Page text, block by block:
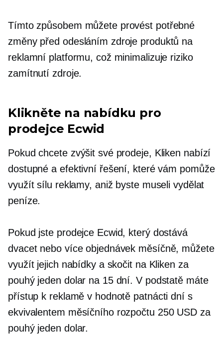
Tímto způsobem můžete provést potřebné
změny před odesláním zdroje produktů na
reklamní platformu, což minimalizuje riziko
zamítnutí zdroje.
Klikněte na nabídku pro
prodejce Ecwid
Pokud chcete zvýšit své prodeje, Kliken nabízí
dostupné a efektivní řešení, které vám pomůže
využít sílu reklamy, aniž byste museli vydělat
peníze.
Pokud jste prodejce Ecwid, který dostává
dvacet nebo více objednávek měsíčně, můžete
využít jejich nabídky a skočit na Kliken za
pouhý jeden dolar na 15 dní. V podstatě máte
přístup k reklamě v hodnotě patnácti dní s
ekvivalentem měsíčního rozpočtu 250 USD za
pouhý jeden dolar.